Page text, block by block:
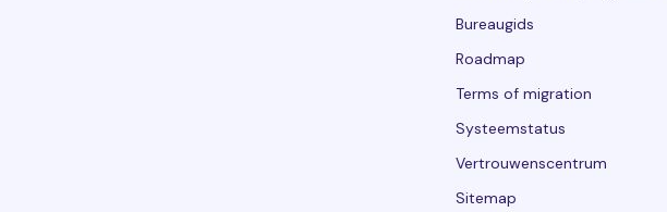
Bureaugids
Roadmap
Terms of migration
Systeemstatus
Vertrouwenscentrum
Sitemap